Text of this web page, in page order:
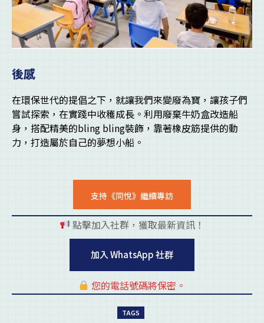
後感
在環保世代的提倡之下，就讓我們來變廢為寶，讓孩子們
嘗試探索，在實踐中收穫成長。利用廢棄牛奶盒改造船
身，搭配精美的bling bling裝飾，靠著橡皮筋提供的動
力，打造屬於自己的夢想小船。
支持《同悅》繼續專訪
點擊加入社群，獲取最新資訊！
加入 WhatsApp 社群
您的電話號碼將保密。
TAGS